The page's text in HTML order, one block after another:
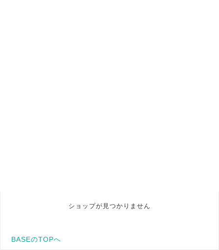
ショップが見つかりません
BASEのTOPへ